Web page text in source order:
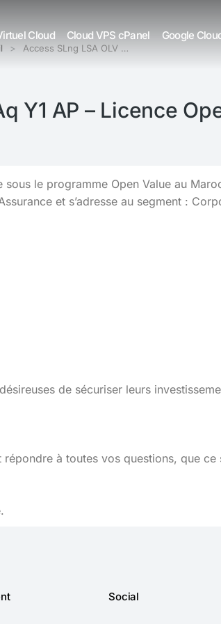
Cloud Cloud VPS cPanel Google
Access SLng LSA OLV …
Y1 AP – Licence
le programme Open Value au
et s’adresse au segment :
de sécuriser leurs
à toutes vos questions, que
Social